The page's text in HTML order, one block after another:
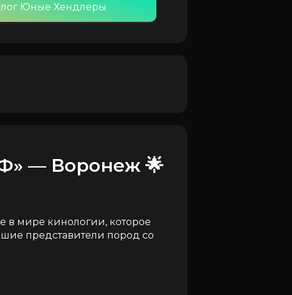
Юные Хендлеры
— Воронеж 🌟
в мире кинологии, которое
представители пород со